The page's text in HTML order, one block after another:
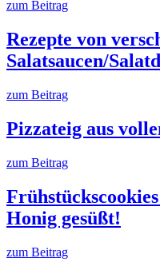
zum Beitrag
Rezepte von
Salatsaucen/
zum Beitrag
Pizzateig aus
zum Beitrag
Honig gesüßt!
zum Beitrag